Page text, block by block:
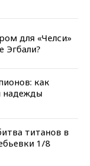
для «Челси»
Эгбали?
как
надежды
титанов в
1/8